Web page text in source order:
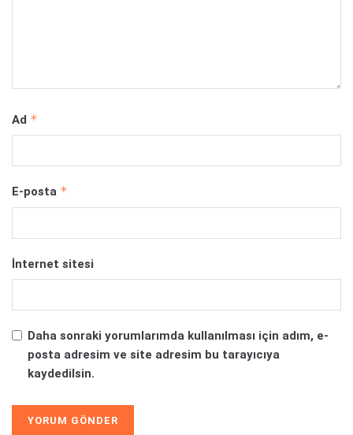
Ad *
E-posta *
İnternet sitesi
Daha sonraki yorumlarımda kullanılması için adım, e-
posta adresim ve site adresim bu tarayıcıya
kaydedilsin.